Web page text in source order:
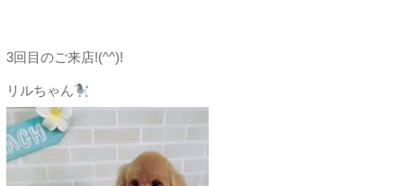
3回目のご来店!(^^)!
リルちゃん